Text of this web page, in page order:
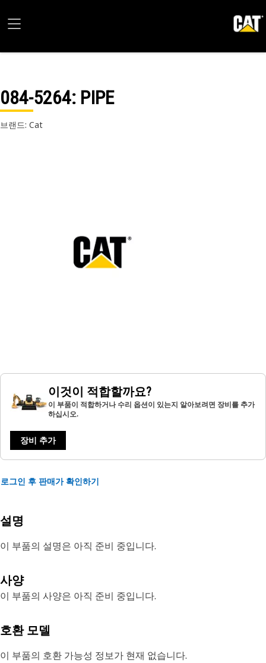
084-5264: PIPE
브랜드: Cat
이것이 적합할까요?
이 부품이 적합하거나 수리 옵션이 있는지 알아보려면 장비를 추가
하십시오.
장비 추가
로그인 후 판매가 확인하기
설명
이 부품의 설명은 아직 준비 중입니다.
사양
이 부품의 사양은 아직 준비 중입니다.
호환 모델
이 부품의 호환 가능성 정보가 현재 없습니다.